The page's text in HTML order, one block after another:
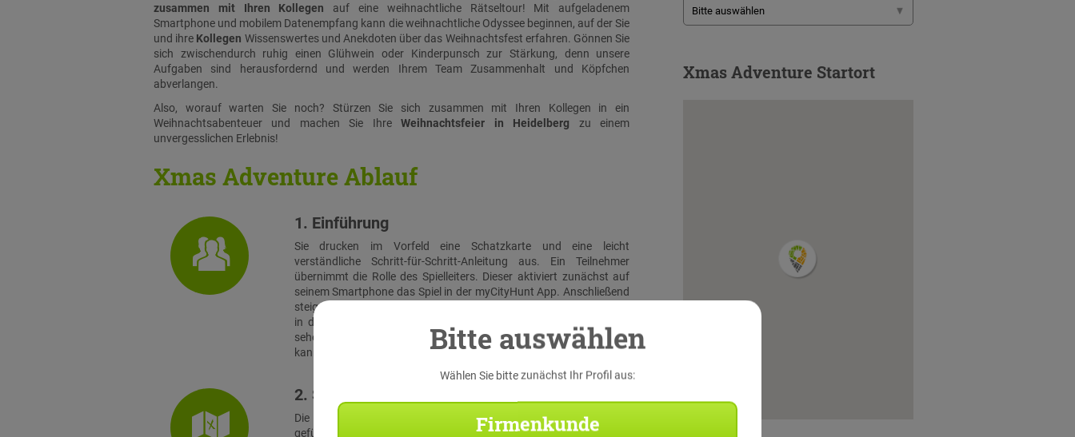
zusammen mit Ihren Kollegen auf eine weihnachtliche Rätseltour! Mit aufgeladenem
Smartphone und mobilem Datenempfang kann die weihnachtliche Odyssee beginnen, auf der Sie
und ihre Kollegen Wissenswertes und Anekdoten über das Weihnachtsfest erfahren. Gönnen Sie
sich zwischendurch ruhig einen Glühwein oder Kinderpunsch zur Stärkung, denn unsere
Aufgaben sind herausfordernd und werden Ihrem Team Zusammenhalt und Köpfchen
abverlangen.
Also, worauf warten Sie noch? Stürzen Sie sich zusammen mit Ihren Kollegen in ein
Weihnachtsabenteuer und machen Sie IhreWeihnachtsfeier in Heidelberg zu einem
unvergesslichen Erlebnis!
Xmas Adventure Ablauf
1. Einführung
Sie drucken im Vorfeld eine Schatzkarte und eine leicht
verständliche Schritt-für-Schritt-Anleitung aus. Ein Teilnehmer
übernimmt die Rolle des Spielleiters. Dieser aktiviert zunächst auf
seinem Smartphone das Spiel in der myCityHunt App. Anschließend
steigen alle anderen Teilnehmer mit ihren Smartphones über die App
in das Spiel ein und suchen sich eine passende Rolle aus. Dann
sehen sich alle Teilnehmer gemeinsam das Intro-Video an und schon
kann es losgehen!
2. Stadtrallye
Die Teams strömen, von der der Navigation ihres Smartphones
geführt, zu ihrer ersten Rätselstation in Heidelberg. Insgesamt gibt
Xmas Adventure Startort
Bitte auswählen
Wählen Sie bitte zunächst Ihr Profil aus:
Firmenkunde